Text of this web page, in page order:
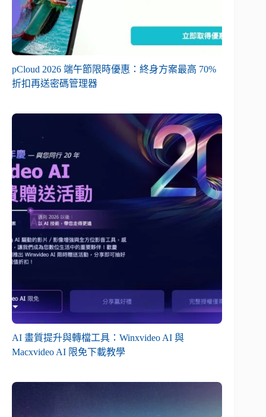
pCloud 2026 端午節限時優惠：終身方案最高 70%
折扣再送密碼管理器
AI 畫質提升與轉檔工具：Winxvideo AI 與
Macxvideo AI 限免下載教學